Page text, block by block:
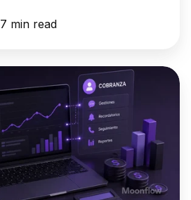
7 min read